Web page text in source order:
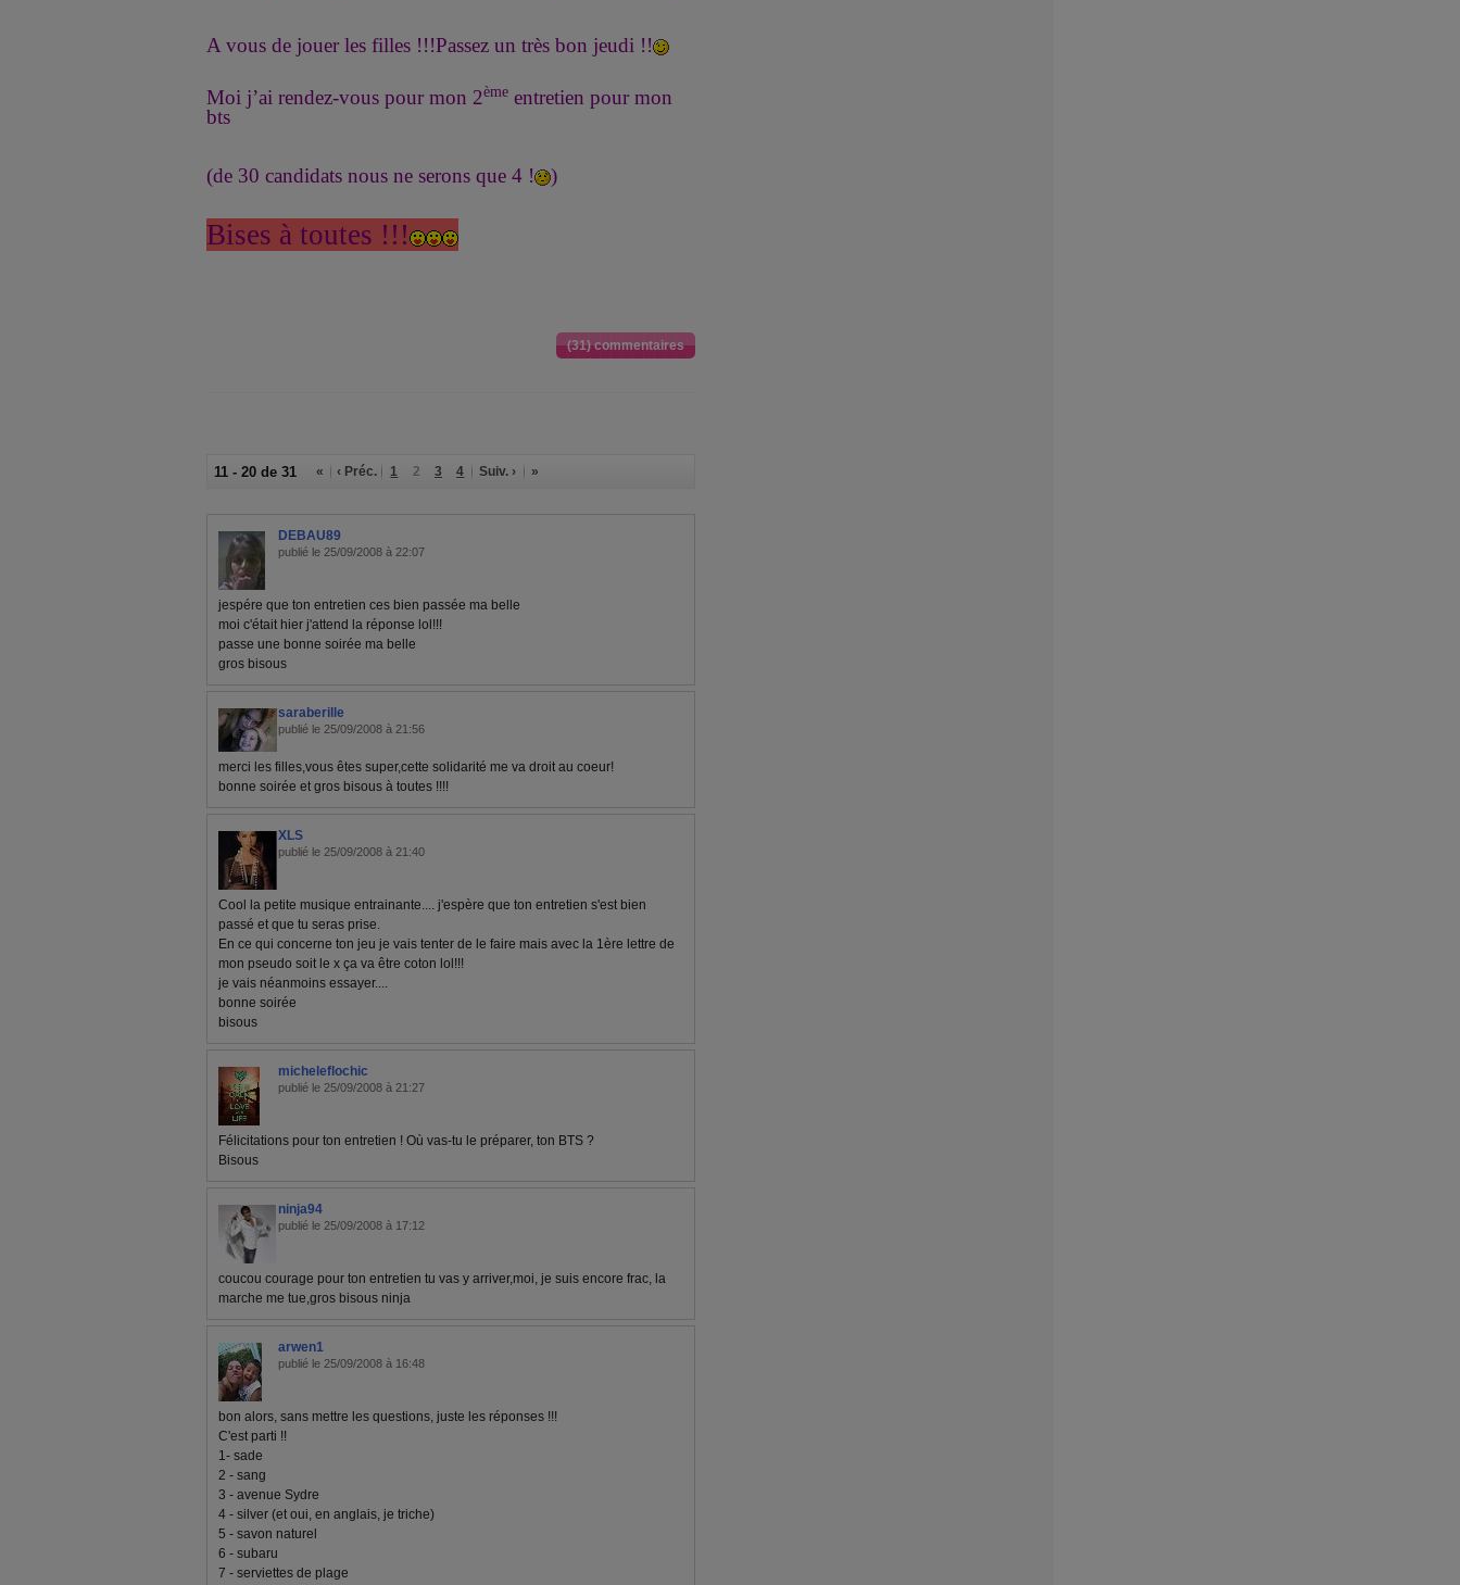
A vous de jouer les filles !!!Passez un très bon jeudi !!
Moi j’ai rendez-vous pour mon 2ème entretien pour mon
bts
(de 30 candidats nous ne serons que 4 ! )
Bises à toutes !!!
(31) commentaires
11 - 20 de 31 « ‹ Préc. 1 2 3 4 Suiv. › »
DEBAU89
publié le 25/09/2008 à 22:07
jespére que ton entretien ces bien passée ma belle
moi c'était hier j'attend la réponse lol!!!
passe une bonne soirée ma belle
gros bisous
saraberille
publié le 25/09/2008 à 21:56
merci les filles,vous êtes super,cette solidarité me va droit au coeur!
bonne soirée et gros bisous à toutes !!!!
XLS
publié le 25/09/2008 à 21:40
Cool la petite musique entrainante.... j'espère que ton entretien s'est bien
passé et que tu seras prise.
En ce qui concerne ton jeu je vais tenter de le faire mais avec la 1ère lettre de
mon pseudo soit le x ça va être coton lol!!!
je vais néanmoins essayer....
bonne soirée
bisous
micheleflochic
publié le 25/09/2008 à 21:27
Félicitations pour ton entretien ! Où vas-tu le préparer, ton BTS ?
Bisous
ninja94
publié le 25/09/2008 à 17:12
coucou courage pour ton entretien tu vas y arriver,moi, je suis encore frac, la
marche me tue,gros bisous ninja
arwen1
publié le 25/09/2008 à 16:48
bon alors, sans mettre les questions, juste les réponses !!!
C'est parti !!
1- sade
2 - sang
3 - avenue Sydre
4 - silver (et oui, en anglais, je triche)
5 - savon naturel
6 - subaru
7 - serviettes de plage